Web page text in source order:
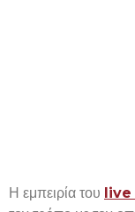
Η εμπειρία του live